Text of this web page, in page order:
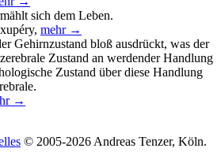
sich dem Leben.
, mehr →
Gehirnzustand bloß ausdrückt, was der
Zustand an werdender Handlung
Zustand über diese Handlung
→
© 2005-2026 Andreas Tenzer, Köln.